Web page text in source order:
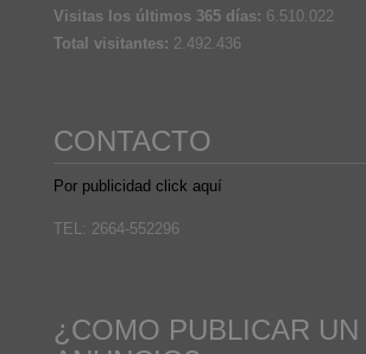
Visitas los últimos 365 días: 6.510.022
Total visitantes: 2.492.436
CONTACTO
Por publicidad click aquí
TEL: 2664-552296
¿COMO PUBLICAR UN